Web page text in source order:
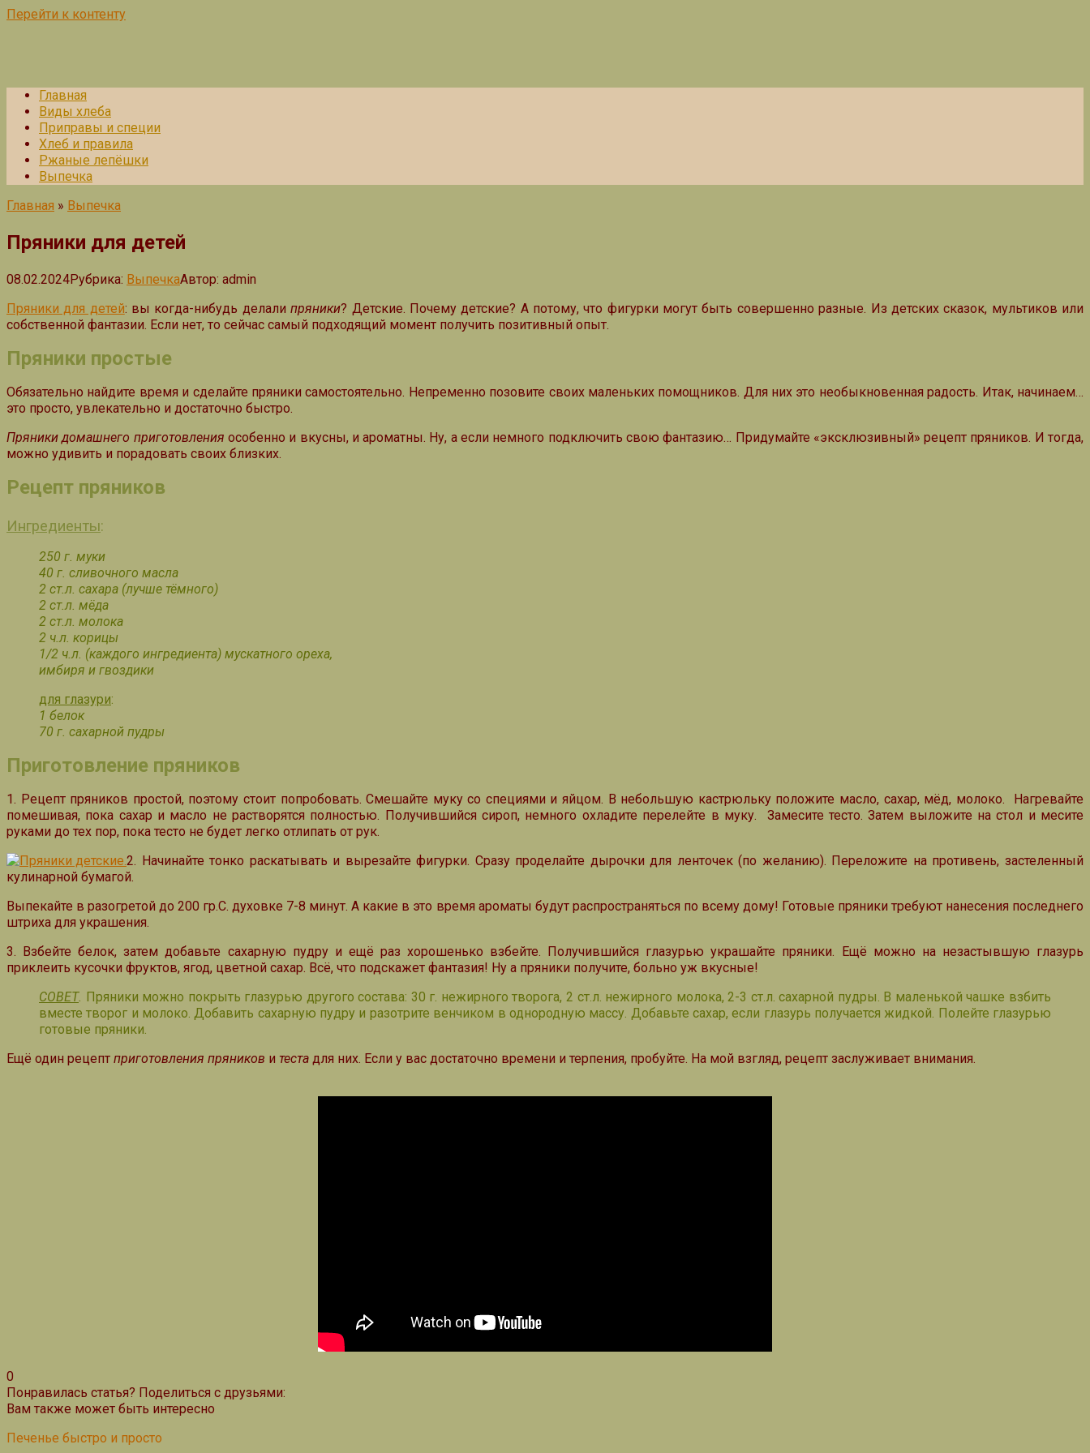
Перейти к контенту
Главная
Виды хлеба
Приправы и специи
Хлеб и правила
Ржаные лепёшки
Выпечка
Главная » Выпечка
Пряники для детей
08.02.2024Рубрика: ВыпечкаАвтор: admin
Пряники для детей: вы когда-нибудь делалипряники? Детские. Почему детские? А потому, что фигурки могут быть совершенно разные. Из детских сказок, мультиков или
собственной фантазии. Если нет, то сейчас самый подходящий момент получить позитивный опыт.
Пряники простые
Обязательно найдите время и сделайте пряники самостоятельно. Непременно позовите своих маленьких помощников. Для них это необыкновенная радость. Итак, начинаем…
это просто, увлекательно и достаточно быстро.
Пряники домашнего приготовления особенно и вкусны, и ароматны. Ну, а если немного подключить свою фантазию… Придумайте «эксклюзивный» рецепт пряников. И тогда,
можно удивить и порадовать своих близких.
Рецепт пряников
Ингредиенты:
250 г. муки
40 г. сливочного масла
2 ст.л. сахара (лучше тёмного)
2 ст.л. мёда
2 ст.л. молока
2 ч.л. корицы
1/2 ч.л. (каждого ингредиента) мускатного ореха,
имбиря и гвоздики
для глазури:
1 белок
70 г. сахарной пудры
Приготовление пряников
1. Рецепт пряников простой, поэтому стоит попробовать. Смешайте муку со специями и яйцом. В небольшую кастрюльку положите масло, сахар, мёд, молоко. Нагревайте
помешивая, пока сахар и масло не растворятся полностью. Получившийся сироп, немного охладите перелейте в муку. Замесите тесто. Затем выложите на стол и месите
руками до тех пор, пока тесто не будет легко отлипать от рук.
2. Начинайте тонко раскатывать и вырезайте фигурки. Сразу проделайте дырочки для ленточек (по желанию). Переложите на противень, застеленный
кулинарной бумагой.
Выпекайте в разогретой до 200 гр.С. духовке 7-8 минут. А какие в это время ароматы будут распространяться по всему дому! Готовые пряники требуют нанесения последнего
штриха для украшения.
3. Взбейте белок, затем добавьте сахарную пудру и ещё раз хорошенько взбейте. Получившийся глазурью украшайте пряники. Ещё можно на незастывшую глазурь
приклеить кусочки фруктов, ягод, цветной сахар. Всё, что подскажет фантазия! Ну а пряники получите, больно уж вкусные!
СОВЕТ. Пряники можно покрыть глазурью другого состава: 30 г. нежирного творога, 2 ст.л. нежирного молока, 2-3 ст.л. сахарной пудры. В маленькой чашке взбить
вместе творог и молоко. Добавить сахарную пудру и разотрите венчиком в однородную массу. Добавьте сахар, если глазурь получается жидкой. Полейте глазурью
готовые пряники.
Ещё один рецепт приготовления пряников и теста для них. Если у вас достаточно времени и терпения, пробуйте. На мой взгляд, рецепт заслуживает внимания.
0
Понравилась статья? Поделиться с друзьями:
Вам также может быть интересно
Печенье быстро и просто